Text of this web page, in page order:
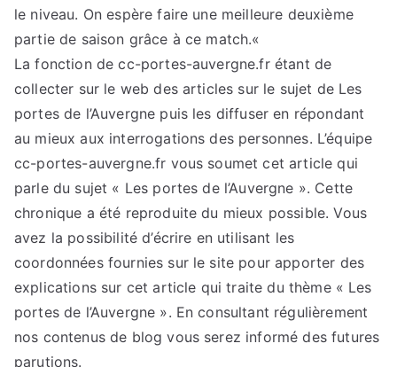
le niveau. On espère faire une meilleure deuxième
partie de saison grâce à ce match.«
La fonction de cc-portes-auvergne.fr étant de
collecter sur le web des articles sur le sujet de Les
portes de l’Auvergne puis les diffuser en répondant
au mieux aux interrogations des personnes. L’équipe
cc-portes-auvergne.fr vous soumet cet article qui
parle du sujet « Les portes de l’Auvergne ». Cette
chronique a été reproduite du mieux possible. Vous
avez la possibilité d’écrire en utilisant les
coordonnées fournies sur le site pour apporter des
explications sur cet article qui traite du thème « Les
portes de l’Auvergne ». En consultant régulièrement
nos contenus de blog vous serez informé des futures
parutions.